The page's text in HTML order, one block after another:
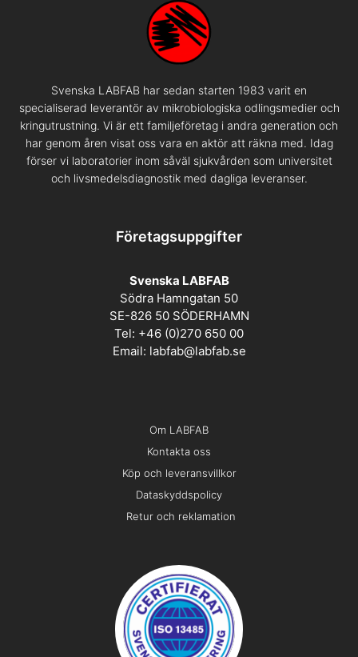
Svenska LABFAB har sedan starten 1983 varit en
specialiserad leverantör av mikrobiologiska odlingsmedier och
kringutrustning. Vi är ett familjeföretag i andra generation och
har genom åren visat oss vara en aktör att räkna med. Idag
förser vi laboratorier inom såväl sjukvården som universitet
och livsmedelsdiagnostik med dagliga leveranser.
Företagsuppgifter
Svenska LABFAB
Södra Hamngatan 50
SE-826 50 SÖDERHAMN
Tel: +46 (0)270 650 00
Email: labfab@labfab.se
Om LABFAB
Kontakta oss
Köp och leveransvillkor
Dataskyddspolicy
Retur och reklamation